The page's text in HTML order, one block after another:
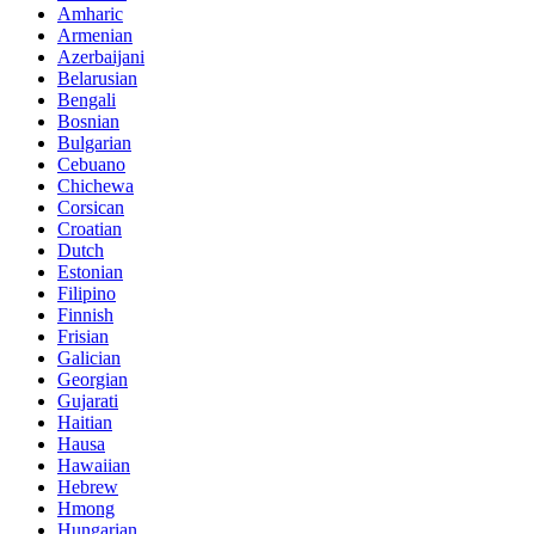
Amharic
Armenian
Azerbaijani
Belarusian
Bengali
Bosnian
Bulgarian
Cebuano
Chichewa
Corsican
Croatian
Dutch
Estonian
Filipino
Finnish
Frisian
Galician
Georgian
Gujarati
Haitian
Hausa
Hawaiian
Hebrew
Hmong